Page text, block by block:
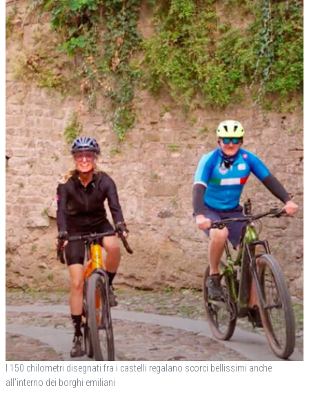
I 150 chilometri disegnati fra i castelli regalano scorci bellissimi anche
all’interno dei borghi emiliani